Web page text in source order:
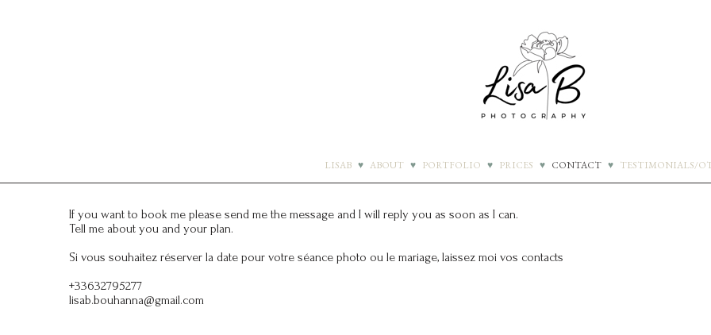
LISAB ♥ ABOUT ♥ PORTFOLIO ♥ PRICES ♥ CONTACT ♥ TESTIMONIALS/
If you want to book me please send me the message and I will reply you as soon as I can.
Tell me about you and your plan.
Si vous souhaitez réserver la date pour votre séance photo ou le mariage, laissez moi vos contacts
+33632795277
lisab.bouhanna@gmail.com